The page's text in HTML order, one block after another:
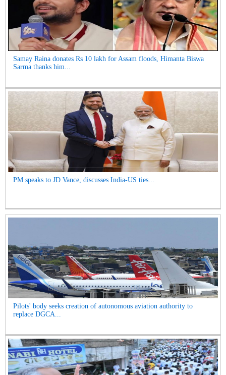
Samay Raina donates Rs 10 lakh for Assam floods, Himanta Biswa
Sarma thanks him...
PM speaks to JD Vance, discusses India-US ties...
Pilots' body seeks creation of autonomous aviation authority to
replace DGCA...